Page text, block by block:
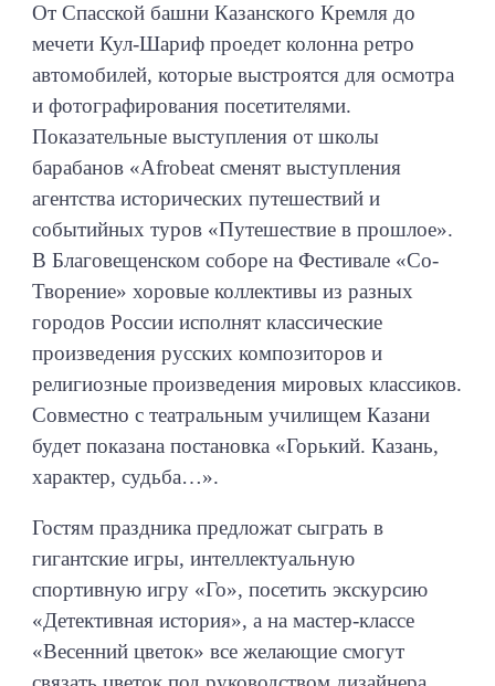
От Спасской башни Казанского Кремля до
мечети Кул-Шариф проедет колонна ретро
автомобилей, которые выстроятся для осмотра
и фотографирования посетителями.
Показательные выступления от школы
барабанов «Afrobeat сменят выступления
агентства исторических путешествий и
событийных туров «Путешествие в прошлое».
В Благовещенском соборе на Фестивале «Со-
Творение» хоровые коллективы из разных
городов России исполнят классические
произведения русских композиторов и
религиозные произведения мировых классиков.
Совместно с театральным училищем Казани
будет показана постановка «Горький. Казань,
характер, судьба…».
Гостям праздника предложат сыграть в
гигантские игры, интеллектуальную
спортивную игру «Го», посетить экскурсию
«Детективная история», а на мастер-классе
«Весенний цветок» все желающие смогут